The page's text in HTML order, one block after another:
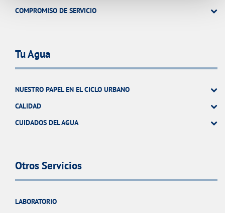
COMPROMISO DE SERVICIO
Tu Agua
NUESTRO PAPEL EN EL CICLO URBANO
CALIDAD
CUIDADOS DEL AGUA
Otros Servicios
LABORATORIO